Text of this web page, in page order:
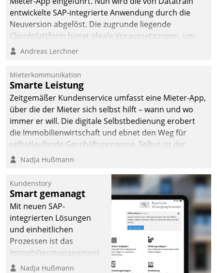
entwickelte SAP-integrierte Anwendung durch die
Neuversion abgelöst. Die zugrunde liegende
Cloudplattform bietet ideale Voraussetzungen, um
die Funktionalität der App zu erweitern und weitere
integrieren.
Andreas Lerchner
Mieterkommunikation
Smarte Leistung
Zeitgemäßer Kundenservice umfasst eine Mieter-App,
über die der Mieter sich selbst hilft – wann und wo
immer er will. Die digitale Selbstbedienung erobert
die Immobilienwirtschaft und ebnet den Weg für
selbstlaufende Geschäftsprozesse. Selbst ist der
Kunde und smart der Serviceanbieter.
Nadja Hußmann
Kundenstory
Smart gemanagt
Mit neuen SAP-
integrierten Lösungen
und einheitlichen
Prozessen ist das
Immobilienmanagement
der Bayerischen
Nadja Hußmann